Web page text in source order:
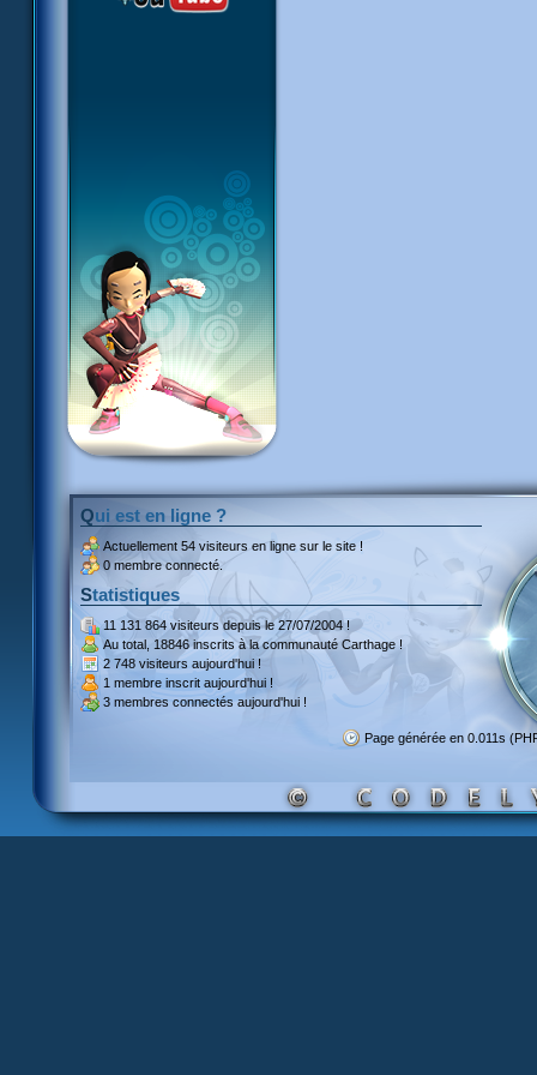
Qui est en ligne ?
Actuellement 54 visiteurs en ligne sur le site !
0 membre connecté.
Statistiques
11 131 864 visiteursdepuis le 27/07/2004 !
Au total, 18846 inscritsà la communauté Carthage !
2 748 visiteurs aujourd'hui !
1 membre inscrit aujourd'hui !
3 membres connectés aujourd'hui !
Page générée en 0.011s